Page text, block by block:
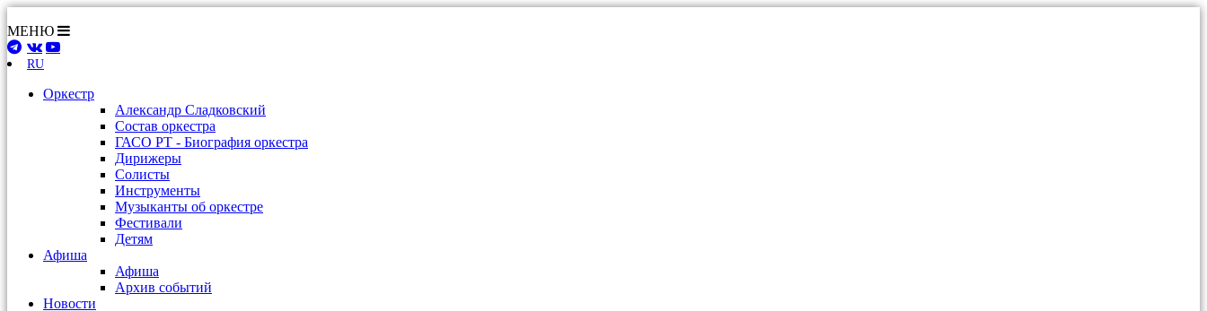
МЕНЮ
RU
Оркестр
Александр Сладковский
Состав оркестра
ГАСО РТ - Биография оркестра
Дирижеры
Солисты
Инструменты
Музыканты об оркестре
Фестивали
Детям
Афиша
Афиша
Архив событий
Новости